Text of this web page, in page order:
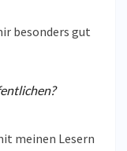
besonders gut
meinen Lesern